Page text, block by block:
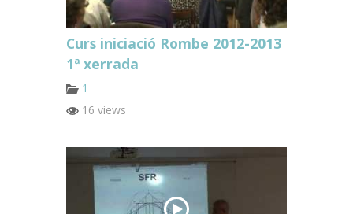
Curs iniciació Rombe 2012-2013
1ª xerrada
1
16 views